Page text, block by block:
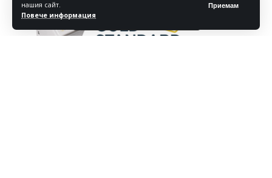
нашия сайт.
Повече информация
Приемам